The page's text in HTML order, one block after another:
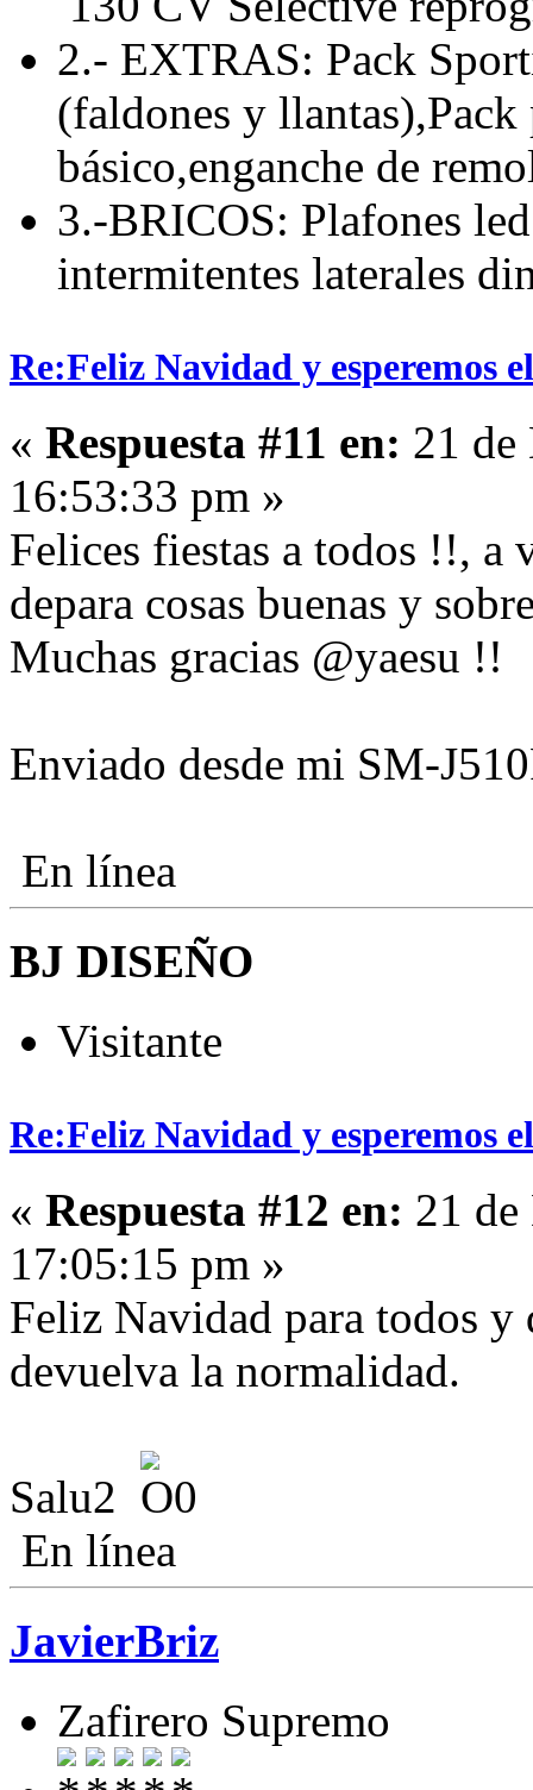
2.- EXTRAS: Pack
(faldones y
básico,enganche de
3.-BRICOS: Plafones
intermitentes laterales
Re:Feliz Navidad y esperemos
« Respuesta #11 en: 21 de
16:53:33 pm »
Felices fiestas a todos !!, a
depara cosas buenas y
Muchas gracias @yaesu !!
Enviado desde mi SM-
En línea
BJ DISEÑO
Visitante
Re:Feliz Navidad y esperemos
« Respuesta #12 en: 21
17:05:15 pm »
Feliz Navidad para todos y
devuelva la normalidad.
Salu2
En línea
JavierBriz
Zafirero Supremo